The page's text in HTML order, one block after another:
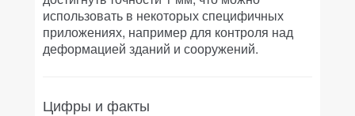
использовать в некоторых специфичных
приложениях, например для контроля над
деформацией зданий и сооружений.
Цифры и факты